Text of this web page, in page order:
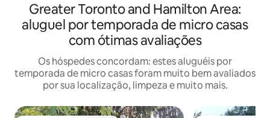
Greater Toronto and Hamilton Area:
aluguel por temporada de micro casas
com ótimas avaliações
Os hóspedes concordam: estes aluguéis por
temporada de micro casas foram muito bem avaliados
por sua localização, limpeza e muito mais.